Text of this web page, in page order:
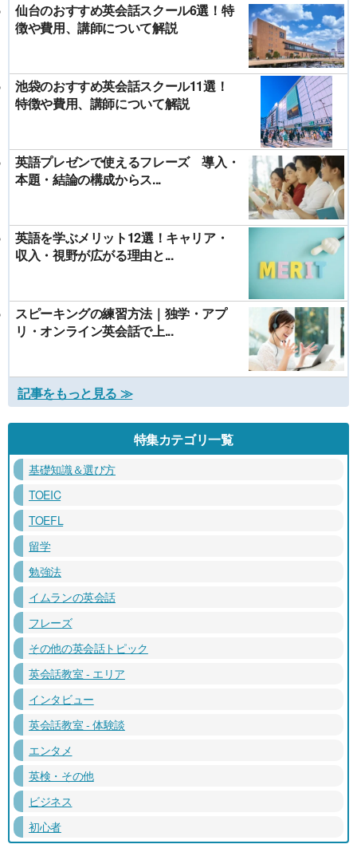
仙台のおすすめ英会話スクール6選！特
徴や費用、講師について解説
池袋のおすすめ英会話スクール11選！
特徴や費用、講師について解説
英語プレゼンで使えるフレーズ 導入・
本題・結論の構成からス...
英語を学ぶメリット12選！キャリア・
収入・視野が広がる理由と...
スピーキングの練習方法｜独学・アプ
リ・オンライン英会話で上...
記事をもっと見る ≫
特集カテゴリ一覧
基礎知識＆選び方
TOEIC
TOEFL
留学
勉強法
イムランの英会話
フレーズ
その他の英会話トピック
英会話教室 - エリア
インタビュー
英会話教室 - 体験談
エンタメ
英検・その他
ビジネス
初心者